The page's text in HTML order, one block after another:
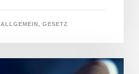
ALLGEMEIN , GESETZ